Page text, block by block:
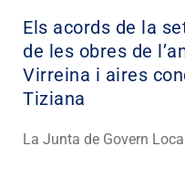
Els acords de la
de les obres de
Virreina i aires
Tiziana
La Junta de Govern